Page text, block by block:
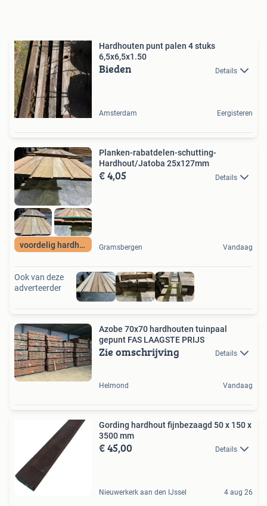
Hardhouten punt palen 4 stuks
6,5x6,5x1.50
Bieden Details
Amsterdam Eergisteren
voordelig hardhout
Planken-rabatdelen-schutting-
Hardhout/Jatoba 25x127mm
€ 4,05 Details
Gramsbergen Vandaag
Ook van deze
adverteerder
Azobe 70x70 hardhouten tuinpaal
gepunt FAS LAAGSTE PRIJS
Zie omschrijving Details
Helmond Vandaag
Gording hardhout fijnbezaagd 50 x 150 x
3500 mm
€ 45,00 Details
Nieuwerkerk aan den IJssel 4 aug 26